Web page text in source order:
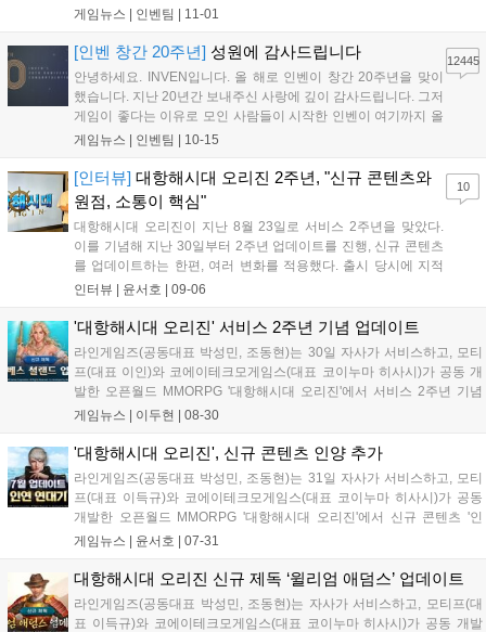
못했던 신작이 깜짝 흥행을 거두기도 했습니다. 특히 일본은 물론
3국에 대한 기대가 높아지기도 했습니다....
게임뉴스 | 인벤팀 11-01
[인벤 창간 20주년] 성원에 감사드립니다
안녕하세요. INVEN입니다. 올 해로 인벤이 창간 20주년을 맞이
했습니다. 지난 20년간 보내주신 사랑에 깊이 감사드립니다. 그저
게임이 좋다는 이유로 모인 사람들이 시작한 인벤이 여기까지 올
수 있었던 것은 보내주신 사랑과 성원 덕분이라고 생각합니다. 이
이제는 그 말을 쓰지 못하고, '고작...
게임뉴스 | 인벤팀 10-15
12445
[인터뷰] 대항해시대 오리진 2주년, "신규 콘텐츠와
원점, 소통이 핵심"
대항해시대 오리진이 지난 8월 23일로 서비스 2주년을 맞았다.
이를 기념해 지난 30일부터 2주년 업데이트를 진행, 신규 콘텐츠
를 업데이트하는 한편, 여러 변화를 적용했다. 출시 당시에 지적
받았던, 대항해시대 시리즈와 다소 달랐던 도시명을 바꾼 것이 그
리진 노트을 통해 풀리고 있다. "나...
인터뷰 | 윤서호 09-06
10
'대항해시대 오리진' 서비스 2주년 기념 업데이트
라인게임즈(공동대표 박성민, 조동현)는 30일 자사가 서비스하고, 모티
프(대표 이인)와 코에이테크모게임스(대표 코이누마 히사시)가 공동 개
발한 오픈월드 MMORPG '대항해시대 오리진'에서 서비스 2주년 기념
콘텐츠 업데이트를 진행했다. 먼저 신규 콘텐츠 '밀수'가 추가됐다. 이용
겨볼...
게임뉴스 | 이두현 08-30
'대항해시대 오리진', 신규 콘텐츠 인양 추가
라인게임즈(공동대표 박성민, 조동현)는 31일 자사가 서비스하고, 모티
프(대표 이득규)와 코에이테크모게임스(대표 코이누마 히사시)가 공동
개발한 오픈월드 MMORPG '대항해시대 오리진'에서 신규 콘텐츠 '인
양'을 선보이고, 항해사 콘텐츠 '인연 연대기'를 비롯한 콘텐츠 업데이트
이를...
게임뉴스 | 윤서호 07-31
대항해시대 오리진 신규 제독 ‘윌리엄 애덤스’ 업데이트
라인게임즈(공동대표 박성민, 조동현)는 자사가 서비스하고, 모티프(대
표 이득규)와 코에이테크모게임스(대표 코이누마 히사시)가 공동 개발